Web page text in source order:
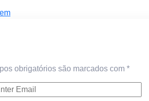
obrigatórios são marcados com *